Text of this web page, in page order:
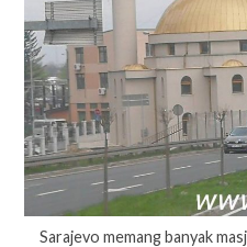
Sarajevo memang banyak